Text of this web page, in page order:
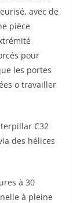
avec de
pièce
pour
les portes
o travailler
C32
des hélices
à 30
à pleine